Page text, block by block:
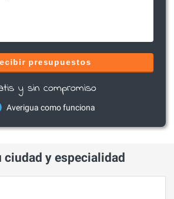
presupuestos
y sin compromiso
Averigua como funciona
ciudad y especialidad